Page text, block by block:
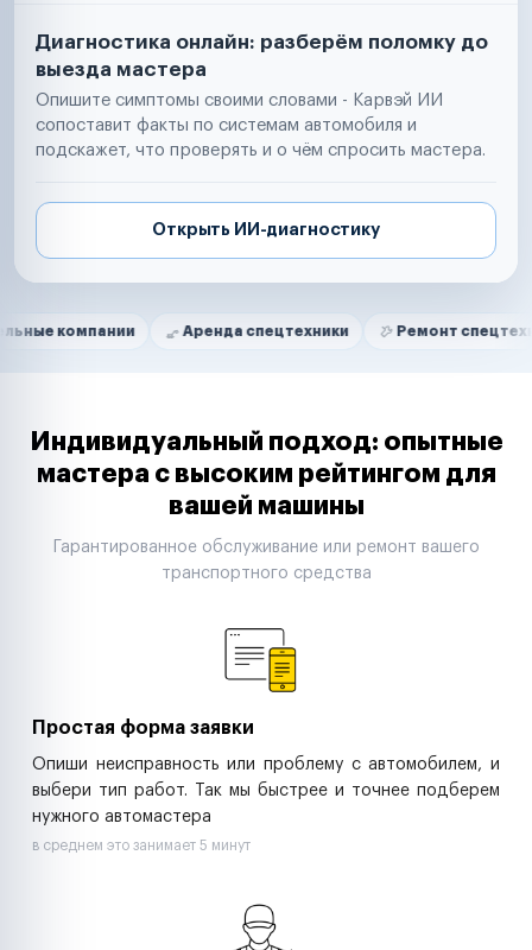
Диагностика онлайн: разберём поломку до
выезда мастера
Опишите симптомы своими словами - Карвэй ИИ
сопоставит факты по системам автомобиля и
подскажет, что проверять и о чём спросить мастера.
Открыть ИИ-диагностику
Нам доверяют
Аренда спецтехники Ремонт спецтехники
Маркетплейсы
Таксопарки
Автодилеры
Строительные компании
Аренда спецтехники
Индивидуальный подход: опытные
мастера с высоким рейтингом для
вашей машины
Гарантированное обслуживание или ремонт вашего
транспортного средства
Простая форма заявки
Опиши неисправность или проблему с автомобилем, и
выбери тип работ. Так мы быстрее и точнее подберем
нужного автомастера
в среднем это занимает 5 минут